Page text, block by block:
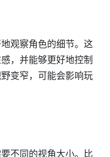
观察角色的细节。这
，并能够更好地控制
变窄，可能会影响玩
不同的视角大小。比